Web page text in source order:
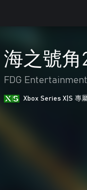
海之號角
FDG Entertainment
Xbox Series X|S 專